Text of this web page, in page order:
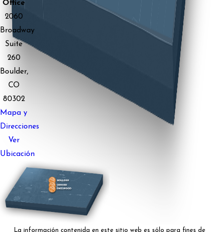
Office
2060
Broadway
Suite
260
Boulder,
CO
80302
Mapa y
Direcciones
Ver
Ubicación
La información contenida en este sitio web es sólo para fines de